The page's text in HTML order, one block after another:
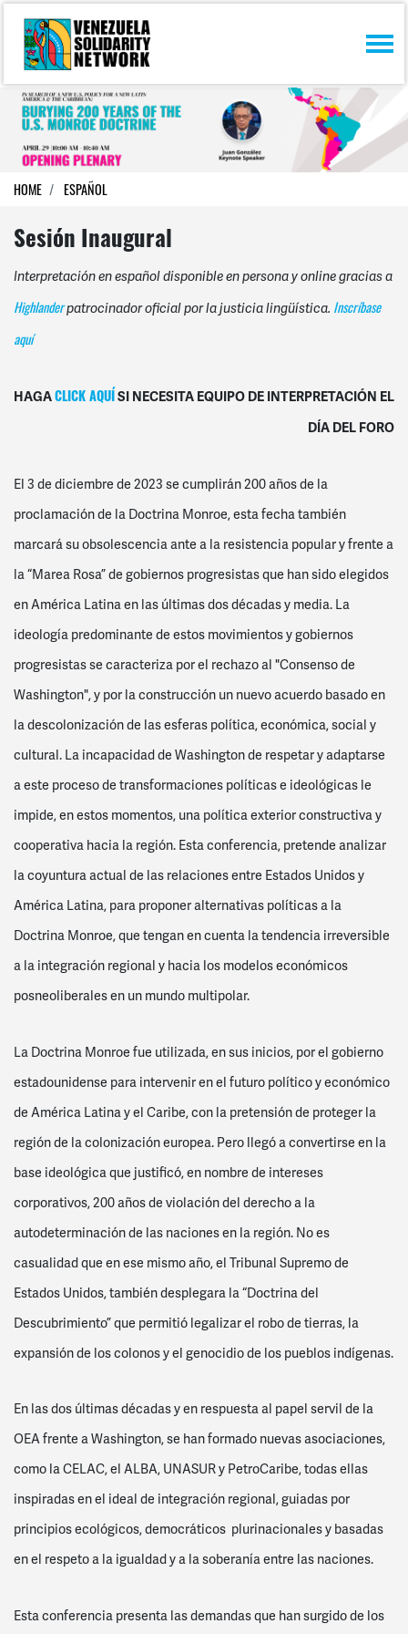
Skip navigation
HOME ESPAÑOL
Sesión Inaugural
Interpretación en español disponible en persona y online gracias a
Highlanderpatrocinador oficial por la justicia lingüística. Inscríbase
aquí
HAGA CLICK AQUÍ SI NECESITA EQUIPO DE INTERPRETACIÓN EL
DÍA DEL FORO
El 3 de diciembre de 2023 se cumplirán 200 años de la
proclamación de la Doctrina Monroe, esta fecha también
marcará su obsolescencia ante a la resistencia popular y frente a
la “Marea Rosa” de gobiernos progresistas que han sido elegidos
en América Latina en las últimas dos décadas y media. La
ideología predominante de estos movimientos y gobiernos
progresistas se caracteriza por el rechazo al "Consenso de
Washington", y por la construcción un nuevo acuerdo basado en
la descolonización de las esferas política, económica, social y
cultural. La incapacidad de Washington de respetar y adaptarse
a este proceso de transformaciones políticas e ideológicas le
impide, en estos momentos, una política exterior constructiva y
cooperativa hacia la región. Esta conferencia, pretende analizar
la coyuntura actual de las relaciones entre Estados Unidos y
América Latina, para proponer alternativas políticas a la
Doctrina Monroe, que tengan en cuenta la tendencia irreversible
a la integración regional y hacia los modelos económicos
posneoliberales en un mundo multipolar.
La Doctrina Monroe fue utilizada, en sus inicios, por el gobierno
estadounidense para intervenir en el futuro político y económico
de América Latina y el Caribe, con la pretensión de proteger la
región de la colonización europea. Pero llegó a convertirse en la
base ideológica que justificó, en nombre de intereses
corporativos, 200 años de violación del derecho a la
autodeterminación de las naciones en la región. No es
casualidad que en ese mismo año, el Tribunal Supremo de
Estados Unidos, también desplegara la “Doctrina del
Descubrimiento” que permitió legalizar el robo de tierras, la
expansión de los colonos y el genocidio de los pueblos indígenas.
En las dos últimas décadas y en respuesta al papel servil de la
OEA frente a Washington, se han formado nuevas asociaciones,
como la CELAC, el ALBA, UNASUR y PetroCaribe, todas ellas
inspiradas en el ideal de integración regional, guiadas por
principios ecológicos, democráticos plurinacionales y basadas
en el respeto a la igualdad y a la soberanía entre las naciones.
Esta conferencia presenta las demandas que han surgido de los